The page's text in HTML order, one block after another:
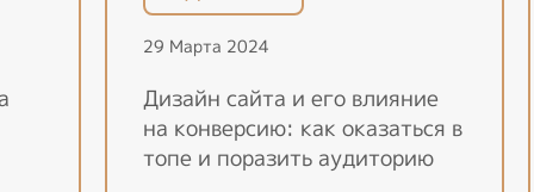
29 Марта 2024
Дизайн сайта и его влияние
на конверсию: как оказаться в
топе и поразить аудиторию